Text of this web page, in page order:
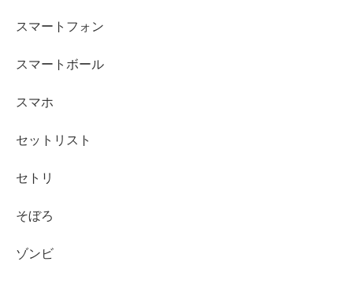
スマートフォン
スマートボール
スマホ
セットリスト
セトリ
そぼろ
ゾンビ